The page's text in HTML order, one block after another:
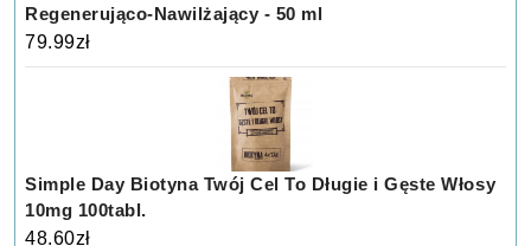
Regenerująco-Nawilżający - 50 ml
79.99zł
Simple Day Biotyna Twój Cel To Długie i Gęste Włosy
10mg 100tabl.
48.60zł